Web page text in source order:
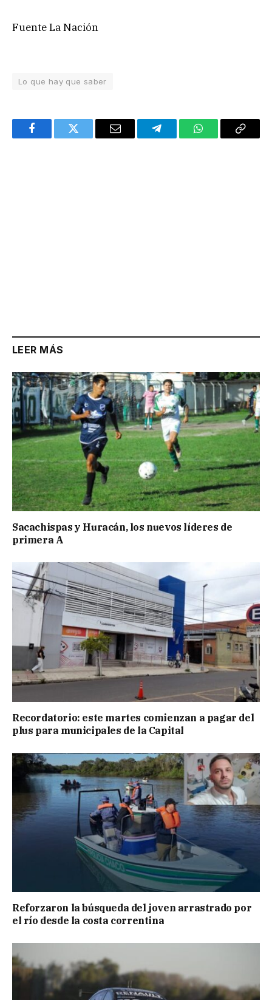
Fuente La Nación
Lo que hay que saber
FacebookTwitter Email TelegramWhatsAppCopy
LEER MÁS
Sacachispas y Huracán, los nuevos líderes de
primera A
Recordatorio: este martes comienzan a pagar del
plus para municipales de la Capital
Reforzaron la búsqueda del joven arrastrado por
el río desde la costa correntina